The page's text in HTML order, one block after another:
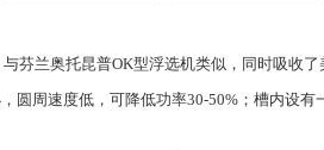
芬兰奥托昆普OK型浮选机类似，同时吸收了
周速度低，可降低功率30-50%；槽内设有